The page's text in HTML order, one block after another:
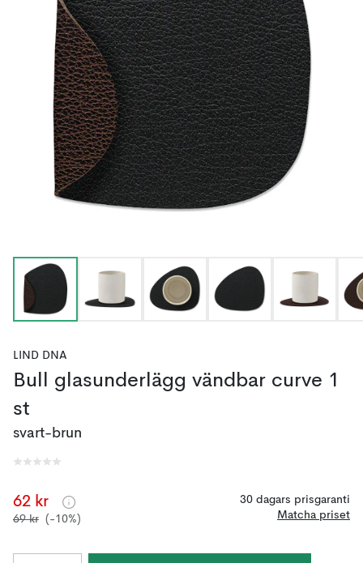
LIND DNA
Bull glasunderlägg vändbar curve 1
st
svart-brun
62 kr
69 kr (-10%)
30 dagars prisgaranti
Matcha priset